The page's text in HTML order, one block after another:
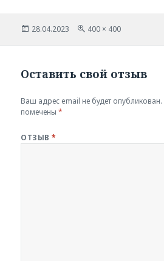
Опубликовано
28.04.2023
Полный
400 × 400
Оставить свой отзыв
Ваш адрес email не будет опубликован.
помечены*
ОТЗЫВ*